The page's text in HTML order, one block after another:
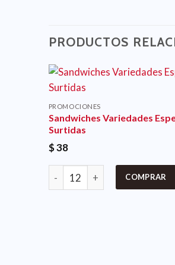
PRODUCTOS
PROMOCIONES
Sandwiches Variedades
Surtidas
$38
COMPRAR